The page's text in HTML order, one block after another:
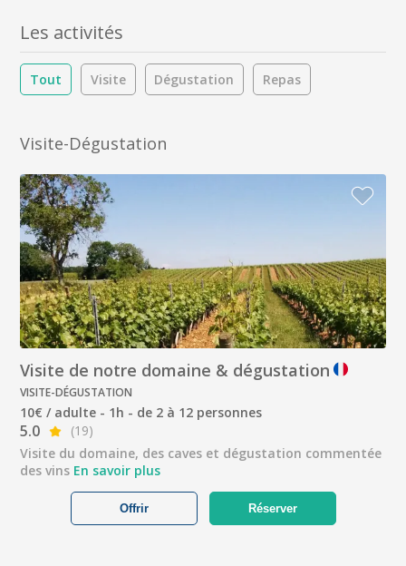
Les activités
Tout Visite Dégustation Repas
Visite-Dégustation
Visite de notre domaine & dégustation
VISITE-DÉGUSTATION
10€ / adulte - 1h - de 2 à 12 personnes
5.0
(19)
Visite du domaine, des caves et dégustation commentée
des vins En savoir plus
Réserver
Offrir